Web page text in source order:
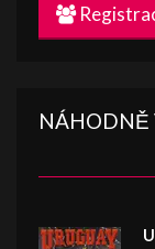
NÁHODNĚ